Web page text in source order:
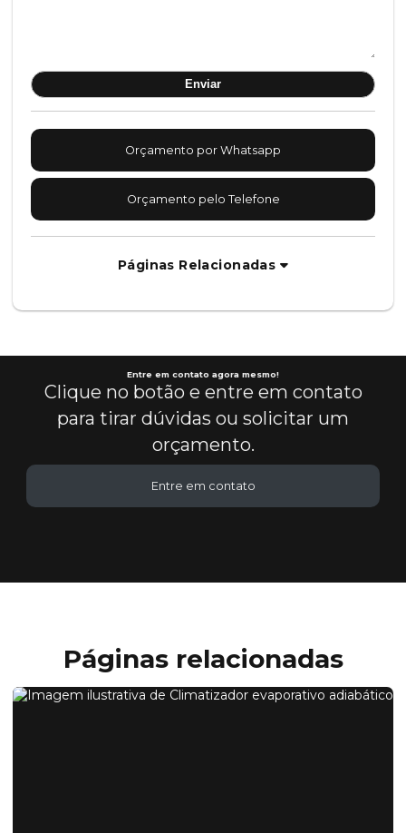
Orçamento por Whatsapp
Orçamento pelo Telefone
Páginas Relacionadas
Entre em contato agora mesmo!
Clique no botão e entre em contato
para tirar dúvidas ou solicitar um
orçamento.
Entre em contato
Páginas relacionadas